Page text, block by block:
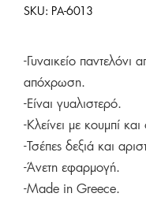
SKU: PA-6013
-Γυναικείο
απόχρωση.
-Είναι γυαλιστερό.
-Κλείνει με κουμπί
-Τσέπες δεξιά και
-Άνετη εφαρμογή.
-Made in Greece.